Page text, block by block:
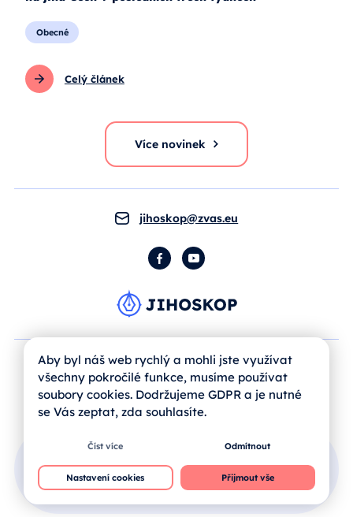
Obecné
Celý článek
Více novinek
jihoskop@zvas.eu
FacebookYouTube
Přihlášení uživatele
Jak se registrovat?
Aby byl náš web rychlý a mohli jste využívat
všechny pokročilé funkce, musíme používat
soubory cookies. Dodržujeme GDPR a je nutné
se Vás zeptat, zda souhlasíte.
Číst více Odmítnout
Nastavení cookies Přijmout vše